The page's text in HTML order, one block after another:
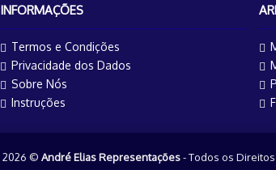
INFORMAÇÕES
Termos e Condições
Privacidade dos Dados
Sobre Nós
Instruções
2026 © André Elias Representações- Todos os